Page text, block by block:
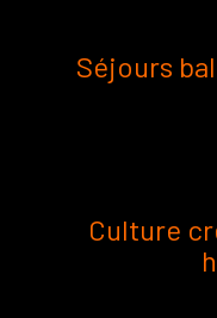
Séjours
Culture